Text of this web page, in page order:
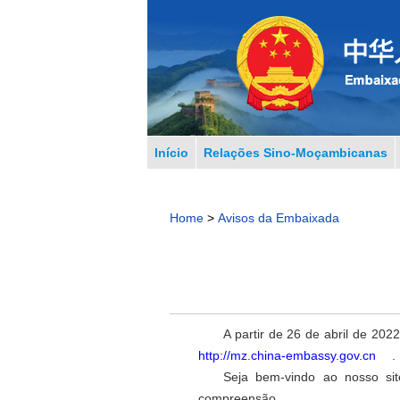
Início Relações Sino-Moçambicanas
Home > Avisos da Embaixada
A partir de 26 de abril de
http://mz.china-embassy.gov.cn
Seja bem-vindo ao nosso